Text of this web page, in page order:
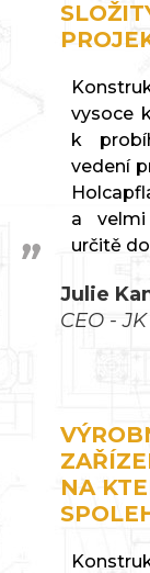
vysoce
k
vedení
a velmi
určitě
Julie
CEO - JK
NA